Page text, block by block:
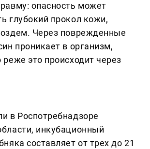
опасность может
глубокий прокол кожи,
Через поврежденные
проникает в организм,
реже это происходит через
в Роспотребнадзоре
инкубационный
составляет от трех до 21